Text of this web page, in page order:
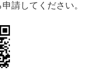
申請してください。